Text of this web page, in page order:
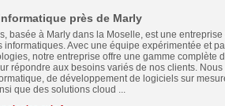
près de Marly
basée à Marly dans la Moselle, est une
informatiques. Avec une équipe expérimentée et
notre entreprise offre une gamme complète
répondre aux besoins variés de nos clients.
de développement de logiciels sur
que des solutions cloud ...